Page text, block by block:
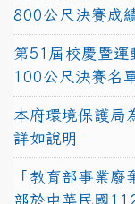
800公尺決賽成
第51屆校慶暨運
100公尺決賽名
本府環境保護局
詳如說明
「教育部事業
部於中華民國